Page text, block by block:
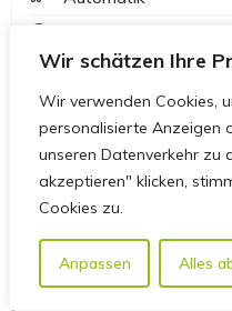
Wir schätzen Ihre
Wir verwenden Cookies,
personalisierte Anzeigen
unseren Datenverkehr zu
akzeptieren" klicken,
Cookies zu.
Anpassen Alles